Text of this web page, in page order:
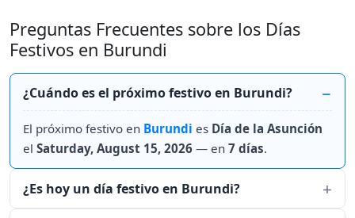
Preguntas Frecuentes sobre los Días
Festivos en Burundi
¿Cuándo es el próximo festivo en Burundi?
El próximo festivo en Burundi es Día de la Asunción
el Saturday, August 15, 2026 — en 7 días.
¿Es hoy un día festivo en Burundi?